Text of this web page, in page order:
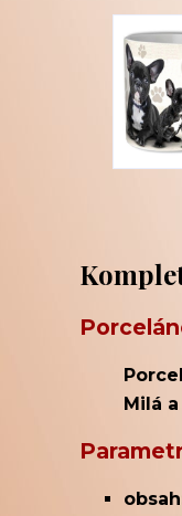
Milá